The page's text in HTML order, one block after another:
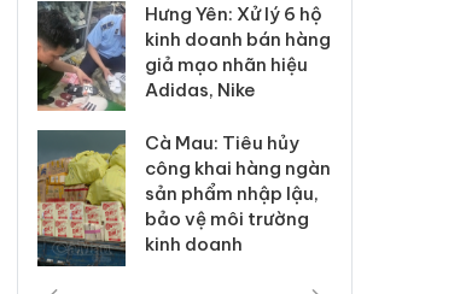
Hưng Yên: Xử lý 6 hộ
kinh doanh bán hàng
giả mạo nhãn hiệu
Adidas, Nike
Cà Mau: Tiêu hủy
công khai hàng ngàn
sản phẩm nhập lậu,
bảo vệ môi trường
kinh doanh